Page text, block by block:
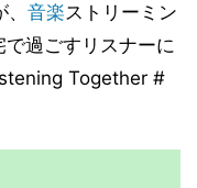
音楽ストリーミン
で過ごすリスナーに
Together #